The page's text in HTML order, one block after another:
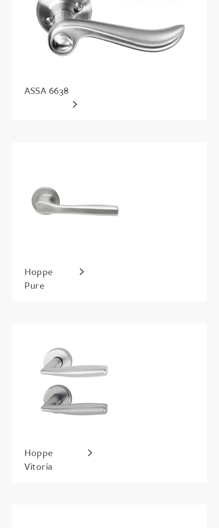
ASSA 6638
Hoppe
Pure
Hoppe
Vitoria